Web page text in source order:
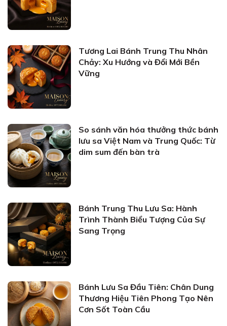
Tương Lai Bánh Trung Thu Nhân
Chảy: Xu Hướng và Đổi Mới Bền
Vững
So sánh văn hóa thưởng thức bánh
lưu sa Việt Nam và Trung Quốc: Từ
dim sum đến bàn trà
Bánh Trung Thu Lưu Sa: Hành
Trình Thành Biểu Tượng Của Sự
Sang Trọng
Bánh Lưu Sa Đầu Tiên: Chân Dung
Thương Hiệu Tiên Phong Tạo Nên
Cơn Sốt Toàn Cầu